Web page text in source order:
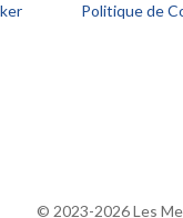
Politique de
© 2023-2026 Les